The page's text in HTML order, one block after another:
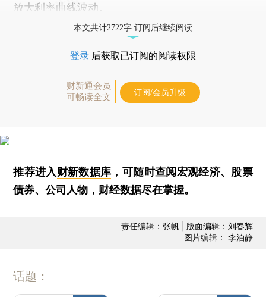
放大利率曲线波动。
本文共计2722字 订阅后继续阅读
登录 后获取已订阅的阅读权限
财新通会员
可畅读全文
订阅/会员升级
推荐进入财新数据库 ，可随时查阅宏观经济、股票
债券、公司人物，财经数据尽在掌握。
责任编辑：张帆 | 版面编辑：刘春辉
图片编辑： 李泊静
话题：